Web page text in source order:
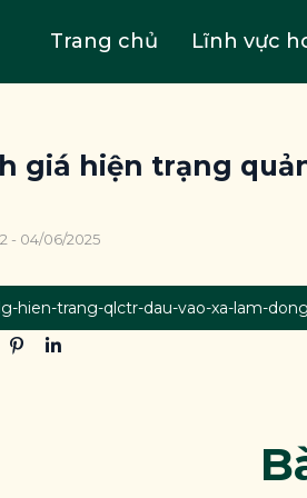
Trang chủ Lĩnh vực
giá hiện trạng
- 04/06/2025
hien-trang-qlctr-dau-vao-xa-lam-